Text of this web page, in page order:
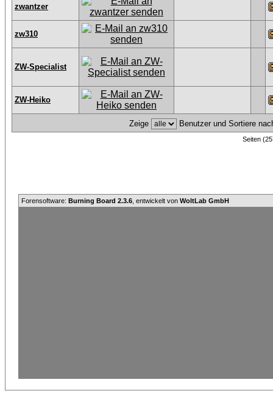
zwantzer
zw310
ZW-Specialist
ZW-Heiko
Zeige Benutzer und Sortiere
Seiten
Forensoftware: Burning Board 2.3.6 , entwickelt von WoltLab GmbH